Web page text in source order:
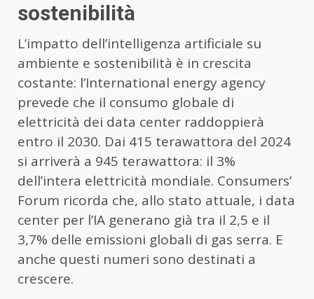
sostenibilità
L’impatto dell’intelligenza artificiale su
ambiente e sostenibilità è in crescita
costante: l’International energy agency
prevede che il consumo globale di
elettricità dei data center raddoppierà
entro il 2030. Dai 415 terawattora del 2024
si arriverà a 945 terawattora: il 3%
dell’intera elettricità mondiale. Consumers’
Forum ricorda che, allo stato attuale, i data
center per l’IA generano già tra il 2,5 e il
3,7% delle emissioni globali di gas serra. E
anche questi numeri sono destinati a
crescere.